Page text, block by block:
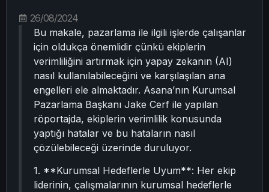
26/08/2024
Bu makale, pazarlama ile ilgili işlerde çalışanlar
için oldukça önemlidir çünkü ekiplerin
verimliliğini artırmak için yapay zekanın (AI)
nasıl kullanılabileceğini ve karşılaşılan ana
engelleri ele almaktadır. Asana’nın Kurumsal
Pazarlama Başkanı Jake Cerf ile yapılan
röportajda, ekiplerin verimlilik konusunda
yaptığı hatalar ve bu hataların nasıl
çözülebileceği üzerinde duruluyor.
1. **Kurumsal Hedeflerle Uyum**: Her ekip
liderinin, çalışmalarının kurumsal hedeflerle